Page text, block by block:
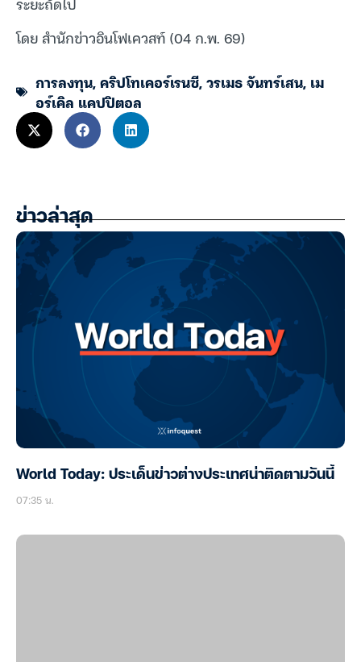
โดย สำนักข่าวอินโฟเควสท์ (04 ก.พ. 69)
การลงทุน,คริปโทเคอร์เรนซี,วรเมธ จันทร์เสน, เม
อร์เคิล แคปปิตอล
ข่าวล่าสุด
World Today: ประเด็นข่าวต่างประเทศน่าติดตามวันนี้
07:35 น.